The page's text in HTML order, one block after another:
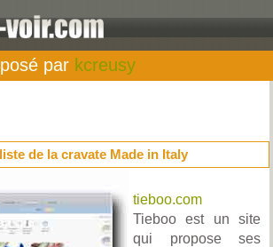
par kcreusy
de la cravate Made in Italy
tieboo.com
Tieboo est un site
qui propose ses